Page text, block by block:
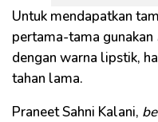
Untuk mendapatkan
pertama-tama gunakan
dengan warna lipstik,
tahan lama.
Praneet Sahni Kalani,